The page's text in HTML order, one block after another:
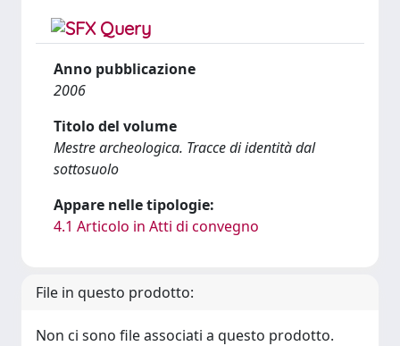
Anno pubblicazione
2006
Titolo del volume
Mestre archeologica. Tracce di identità dal
sottosuolo
Appare nelle tipologie:
4.1 Articolo in Atti di convegno
File in questo prodotto:
Non ci sono file associati a questo prodotto.